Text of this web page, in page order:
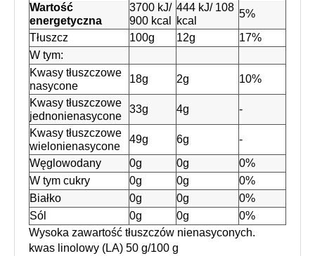
Wartość
energetyczna
3700 kJ/
900 kcal
444 kJ/ 108
kcal
5%
Tłuszcz
100g 12g
17%
W tym:
Kwasy tłuszczowe
nasycone
18g 2g
10%
Kwasy tłuszczowe
jednonienasycone
33g 4g
-
Kwasy tłuszczowe
wielonienasycone
49g 6g
-
Węglowodany
0g 0g
0%
W tym cukry
0g 0g
0%
Białko
0g 0g
0%
Sól
0g 0g
0%
Wysoka zawartość tłuszczów nienasyconych.
kwas linolowy (LA) 50 g/100 g